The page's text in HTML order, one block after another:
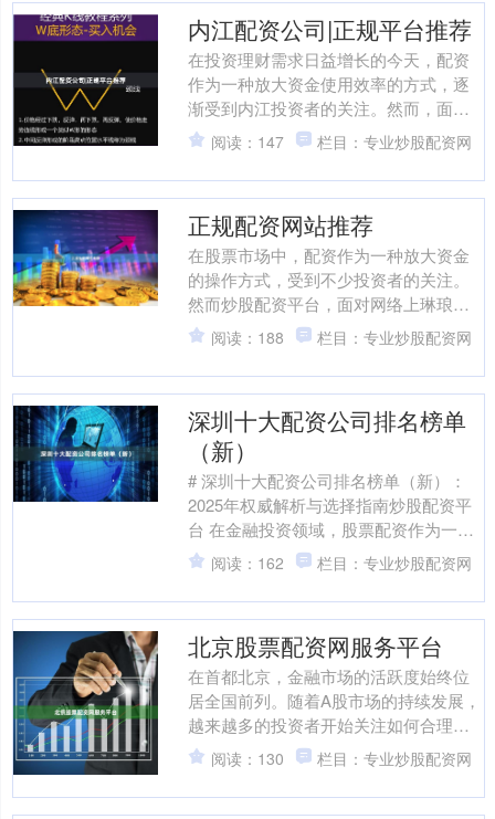
内江配资公司|正规平台推荐
在投资理财需求日益增长的今天，配资
作为一种放大资金使用效率的方式，逐
渐受到内江投资者的关注。然而，面对
市场上众多的配资公司，如何选择正
规、安全的平台成为关键。本....
阅读：147 栏目：专业炒股配资网
正规配资网站推荐
在股票市场中，配资作为一种放大资金
的操作方式，受到不少投资者的关注。
然而炒股配资平台，面对网络上琳琅满
目的配资网站，如何辨别正规平台、避
免踩雷，成为投资者最关心....
阅读：188 栏目：专业炒股配资网
深圳十大配资公司排名榜单
（新）
# 深圳十大配资公司排名榜单（新）：
2025年权威解析与选择指南炒股配资平
台 在金融投资领域，股票配资作为一种
杠杆工具，近年来在深圳市场持续升
温。无论是资深投资....
阅读：162 栏目：专业炒股配资网
北京股票配资网服务平台
在首都北京，金融市场的活跃度始终位
居全国前列。随着A股市场的持续发展，
越来越多的投资者开始关注如何合理运
用资金工具提升投资效率。北京股票配
资网服务平台作为连接投....
阅读：130 栏目：专业炒股配资网